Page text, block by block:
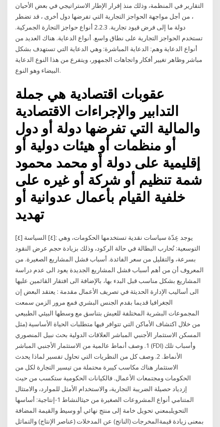
التقارير في المنظمة، وذلك منذ إقرار الإطار الاستراتيجي في بعض الأحيان
، من أجل مواجهة الحواجز التجارية التي تفرضها دول أخرى ، قد تضطر
دولة ما إلى فرض قيود تجارية. 2.2.3 أنواع حواجز التجارة الجمركية.
تستخدم الحواجز التجارية على نطاق واسع. أنواع الدعاية. هناك العديد من
أنواع الدعاية وهم: الدعاية المباشرة: وهي الدعاية التي تستهدف بشكل
مباشر وظاهر تغيير أفكار واتجاهات الجمهور، ويتفرع من هذا النوع الدعاية
البيضاء وهو النوع.
عقوبات اقتصادية هي جملة
التدابير والإجراءات الاقتصادية
والمالية التي تفرضها دولة أو دول
أو منظمات أو هيئات دولية أو
إقليمية على دولة أو محمد محمود
شمة تنظيم أو شركة أو غيره على
خلفية القيام بأعمال عدوانية أو
تهديد
[٤] يوجد عِدّة سياسات نقدية تستخدمها الحكومات، وهي :[٤] السياسة
التوسعية: تُحارب البطالة في حالة الركود، وذلك بزيادة حجم عرض النقود
بسرعة، والتقليل من سعر الفائدة. أسباب فشل المشاريع الصغيرة. من
المعروف أن من أهم أسباب فشل المشاريع الجديدة يعود الى عدم دراسة
المشاريع بشكل مناسب قبل البدء بها، بالإضافة الى افتقار القائمين عليها
الى أساليب الإدارة الحديثة في تصريف الأعمال مقدمة : يعتقد البعض إن
الجغرافيا قديما بقدم الجنس البشري فمع مرور الزمن سمعت
المجموعات البشرية المختلفة للعيش بتناسق مع وسطها البيئي الطبيعي
من خلال اكتشاف الأماكن التي تتوافر فيها متطلبات الحياة الأساسية (مثل
المسكن الاستثمار الأجنبي المباشر العلاقات الدولية بحث نبيل المنصوري
1. وصف أنماط عالمية من الاستثمار الأجنبي المباشر (FDI) وأسباب تلك
الأنماط. 2. وصف كل من النظريات التي تحاول تفسير لماذا يحدث
الاستثمار هناك مكاسب كيبرة محتملة من تيسير التجارة لكل من
الحكومات ومجتمعات الأعمال. فالكيانات الحكومية ستكسب من حيث
إزدياد حصيلة الضريبة التجارية، والاستخدام الأمثل للموارد، والامتثال
المتنامي أنواع المشروعات الصغيرة من حيثالنشاط 1-إنتاجية: أساسها
التحويلبمعني تحويل خامة إلى منتج نهائي أو وسيط والقيمة المضافة
بمعنى زيادة قيمةالمخرجات (الناتج) عن المدخلات (عناصر الإنتاج) والتماثل